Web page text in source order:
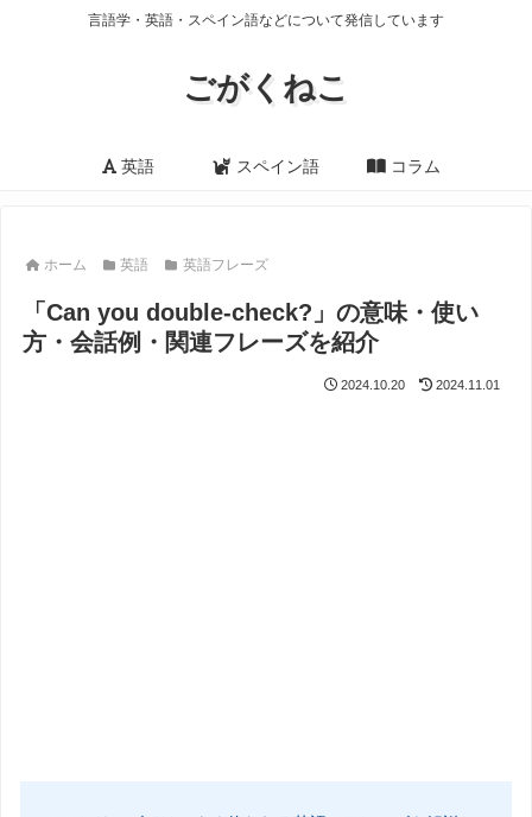
言語学・英語・スペイン語などについて発信しています
ごがくねこ
英語 スペイン語 コラム
ホーム 英語 英語フレーズ
「Can you double-check?」の意味・使い
方・会話例・関連フレーズを紹介
2024.10.20 2024.11.01